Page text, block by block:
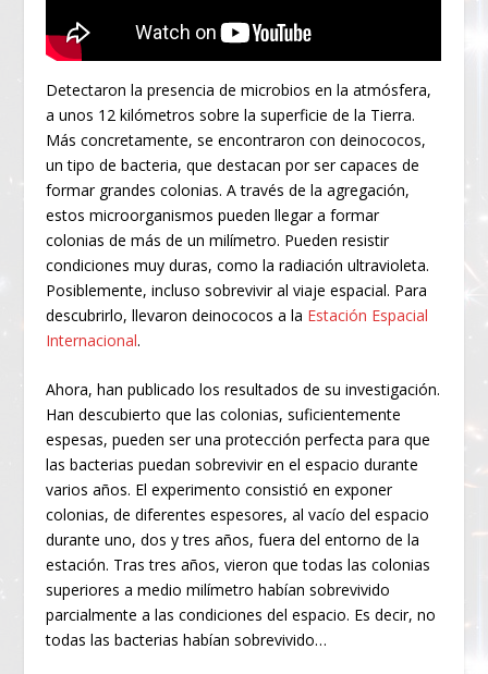
Detectaron la presencia de microbios en la atmósfera,
a unos 12 kilómetros sobre la superficie de la Tierra.
Más concretamente, se encontraron con deinococos,
un tipo de bacteria, que destacan por ser capaces de
formar grandes colonias. A través de la agregación,
estos microorganismos pueden llegar a formar
colonias de más de un milímetro. Pueden resistir
condiciones muy duras, como la radiación ultravioleta.
Posiblemente, incluso sobrevivir al viaje espacial. Para
descubrirlo, llevaron deinococos a la Estación Espacial
Internacional.
Ahora, han publicado los resultados de su investigación.
Han descubierto que las colonias, suficientemente
espesas, pueden ser una protección perfecta para que
las bacterias puedan sobrevivir en el espacio durante
varios años. El experimento consistió en exponer
colonias, de diferentes espesores, al vacío del espacio
durante uno, dos y tres años, fuera del entorno de la
estación. Tras tres años, vieron que todas las colonias
superiores a medio milímetro habían sobrevivido
parcialmente a las condiciones del espacio. Es decir, no
todas las bacterias habían sobrevivido…